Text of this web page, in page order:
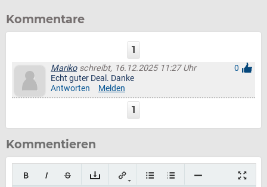
Kommentare
1
Marikoschreibt, 16.12.2025 11:27 Uhr
0
Echt guter Deal. Danke
Antworten
Melden
1
Kommentieren